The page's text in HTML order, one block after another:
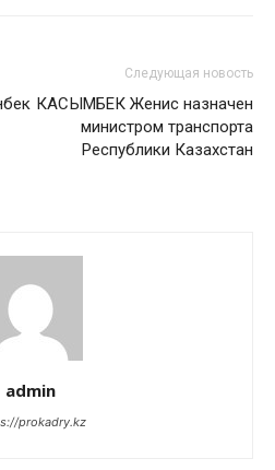
Следующая новость
КАСЫМБЕК Женис назначен
министром транспорта
Республики Казахстан
admin
prokadry.kz